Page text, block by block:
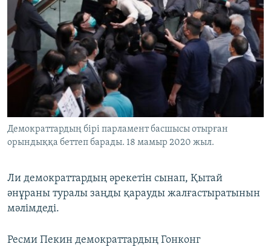
Демократтардың бірі парламент басшысы отырған
орындыққа беттеп барады. 18 мамыр 2020 жыл.
Ли демократтардың әрекетін сынап, Қытай
әнұраны туралы заңды қарауды жалғастыратынын
мәлімдеді.
Ресми Пекин демократтардың Гонконг